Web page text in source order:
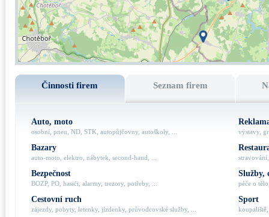
Činnosti firem Seznam firem
Auto, moto
osobní, pneu, ND, STK, autopůjčovny, autoškoly, ...
Bazary
auto-moto, elektro, nábytek, second-hand, ...
Bezpečnost
BOZP, PO, hasiči, alarmy, trezory, potřeby, ...
Cestovní ruch
zájezdy, pobyty, letenky, jízdenky, průvodcovské služby, ...
výstavy,
Služby,
péče o
Sport